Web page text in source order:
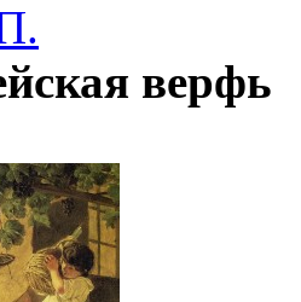
верфь